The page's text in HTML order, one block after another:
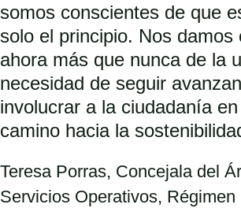
somos conscientes de que
solo el principio. Nos damos
ahora más que nunca de la
necesidad de seguir
involucrar a la ciudadanía
camino hacia la
Teresa Porras, Concejala del
Servicios Operativos, Régimen